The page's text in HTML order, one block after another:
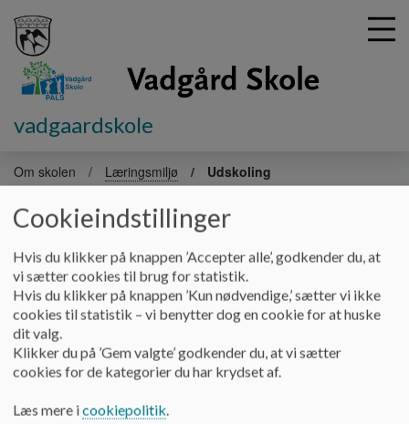
t
vadgaardskole
Om skolen Læringsmiljø Udskoling
Udskoling
Vadgård Skoles udskoling er fra 7.-9. klasse.
De har lokaler på udskolingsgangen. I udskolingen arbejder vi
målrettet med at give eleverne de bedste forudsætninger til
deres ungdomsliv. Vi arbejder kontinuerligt på at vores elever
forlader Vadgård Skole ved udgangen af 9. klasse, som unge
lyst til læring.
Cookieindstillinger
Hvis du klikker på knappen ’Accepter alle’, godkender du, at
vi sætter cookies til brug for statistik.
Hvis du klikker på knappen ’Kun nødvendige,’ sætter vi ikke
cookies til statistik – vi benytter dog en cookie for at huske
dit valg.
Klikker du på ’Gem valgte’ godkender du, at vi sætter
cookies for de kategorier du har krydset af.
Læs mere icookiepolitik.